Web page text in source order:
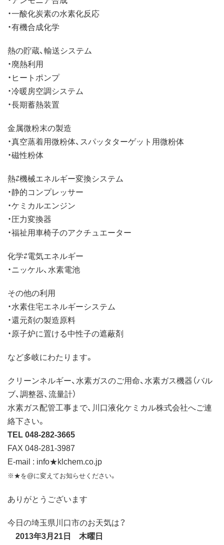
・一酸化炭素の水素化反応
・有機合成化学
熱の貯蔵、輸送システム
・廃熱利用
・ヒートポンプ
・冷暖房空調システム
・長期蓄熱装置
金属微粉末の製造
・真空蒸着用微粉体、スパッタターゲット用微粉体
・磁性粉体
熱⇄機械エネルギー変換システム
・静的コンプレッサー
・ケミカルエンジン
・圧力変換器
・福祉用車椅子のアクチュエーター
化学⇄電気エネルギー
・ニッケル、水素電池
その他の利用
・水素住宅エネルギーシステム
・還元剤の製造原料
・原子炉に置ける中性子の遮蔽剤
など多岐にわたります。
クリーンネルギー、水素ガスのご用命、水素ガス機器（バル
ブ、調整器、流量計）
水素ガス配管工事まで、川口液化ケミカル株式会社へご連
絡下さい。
TEL 048-282-3665
FAX 048-281-3987
E-mail : info★klchem.co.jp
※★を@に変えてお知らせください。
ありがとうございます
今日の埼玉県川口市のお天気は？
2013年3月21日 木曜日